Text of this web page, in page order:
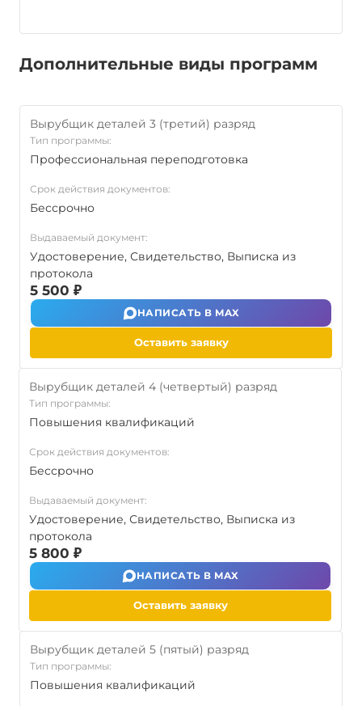
Дополнительные виды программ
Вырубщик деталей 3 (третий) разряд
Тип программы:
Профессиональная переподготовка
Срок действия документов:
Бессрочно
Выдаваемый документ:
Удостоверение, Свидетельство, Выписка из
протокола
5 500 ₽
НАПИСАТЬ В MAX
Оставить заявку
Вырубщик деталей 4 (четвертый) разряд
Тип программы:
Повышения квалификаций
Срок действия документов:
Бессрочно
Выдаваемый документ:
Удостоверение, Свидетельство, Выписка из
протокола
5 800 ₽
НАПИСАТЬ В MAX
Оставить заявку
Вырубщик деталей 5 (пятый) разряд
Тип программы:
Повышения квалификаций